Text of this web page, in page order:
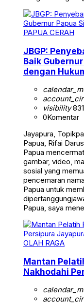
PAPUA CERAH
JBGP:
Baik
dengan
visibility831
0Komentar
Jayapura,
Papua, Rifai
Papua
gambar, video,
sosial yang
pencemaran
Papua untuk
Papua, saya
OLAH RAGA
Mantan
Nakhodahi